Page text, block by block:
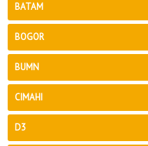
BATAM
BOGOR
BUMN
CIMAHI
D3